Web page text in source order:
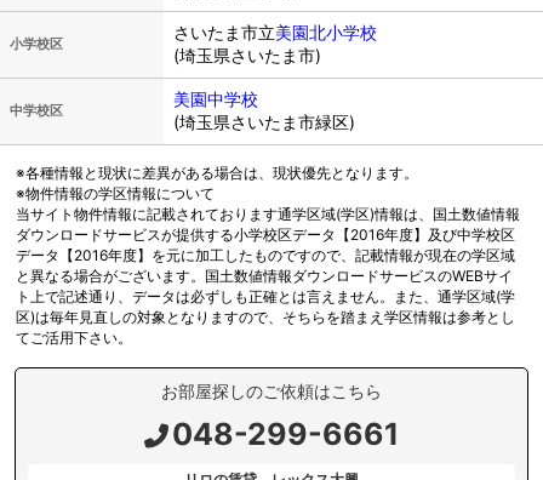
小学校区
さいたま市立美園北小学校
(埼玉県さいたま市)
中学校区
美園中学校
(埼玉県さいたま市緑区)
※各種情報と現状に差異がある場合は、現状優先となります。
※物件情報の学区情報について
当サイト物件情報に記載されております通学区域(学区)情報は、国土数値情報
ダウンロードサービスが提供する小学校区データ【2016年度】及び中学校区
データ【2016年度】を元に加工したものですので、記載情報が現在の学区域
と異なる場合がございます。国土数値情報ダウンロードサービスのWEBサイ
ト上で記述通り、データは必ずしも正確とは言えません。また、通学区域(学
区)は毎年見直しの対象となりますので、そちらを踏まえ学区情報は参考とし
てご活用下さい。
お部屋探しのご依頼はこちら
048-299-6661